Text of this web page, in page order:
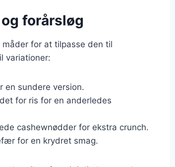
forårsløg
for at tilpasse den til
variationer:
en sundere version.
for ris for en anderledes
cashewnødder for ekstra crunch.
for en krydret smag.